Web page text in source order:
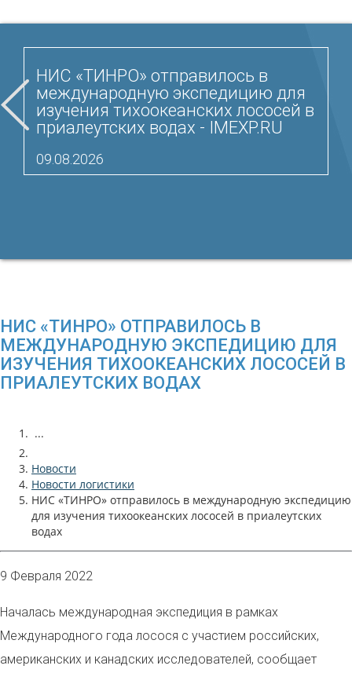
НИС «ТИНРО» отправилось в
международную экспедицию для
изучения тихоокеанских лососей в
приалеутских водах - IMEXP.RU
09.08.2026
НИС «ТИНРО» ОТПРАВИЛОСЬ В
МЕЖДУНАРОДНУЮ ЭКСПЕДИЦИЮ ДЛЯ
ИЗУЧЕНИЯ ТИХООКЕАНСКИХ ЛОСОСЕЙ В
ПРИАЛЕУТСКИХ ВОДАХ
...
Новости
Новости логистики
НИС «ТИНРО» отправилось в международную экспедицию
для изучения тихоокеанских лососей в приалеутских
водах
9 Февраля 2022
Началась международная экспедиция в рамках
Международного года лосося с участием российских,
американских и канадских исследователей, сообщает